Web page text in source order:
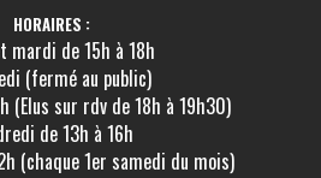
HORAIRES :
mardi de 15h à 18h
(fermé au public)
(Elus sur rdv de 18h à 19h30)
de 13h à 16h
(chaque 1er samedi du mois)